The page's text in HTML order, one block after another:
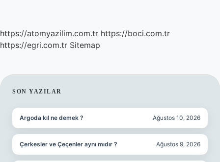
https://atomyazilim.com.tr https://boci.com.tr
https://egri.com.tr Sitemap
SIDEBAR
SON YAZILAR
Argoda kıl ne demek ? Ağustos 10, 2026
Çerkesler ve Çeçenler aynı mıdır ? Ağustos 9, 2026